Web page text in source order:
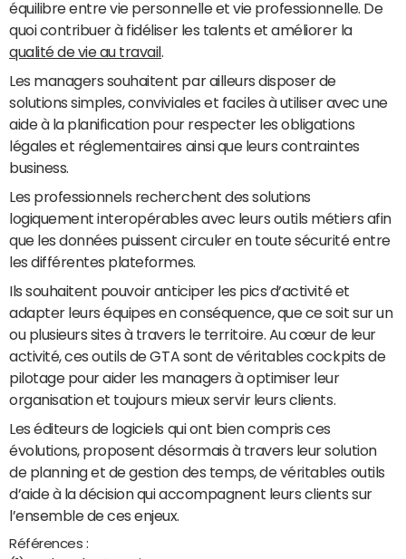
équilibre entre vie personnelle et vie professionnelle. De
quoi contribuer à fidéliser les talents et améliorer la
qualité de vie au travail
Les managers souhaitent par ailleurs disposer de
solutions simples, conviviales et faciles à utiliser avec une
aide à la planification pour respecter les obligations
légales et réglementaires ainsi que leurs contraintes
business.
Les professionnels recherchent des solutions
logiquement interopérables avec leurs outils métiers afin
que les données puissent circuler en toute sécurité entre
les différentes plateformes.
Ils souhaitent pouvoir anticiper les pics d’activité et
adapter leurs équipes en conséquence, que ce soit sur un
ou plusieurs sites à travers le territoire. Au cœur de leur
activité, ces outils de GTA sont de véritables cockpits de
pilotage pour aider les managers à optimiser leur
organisation et toujours mieux servir leurs clients.
Les éditeurs de logiciels qui ont bien compris ces
évolutions, proposent désormais à travers leur solution
de planning et de gestion des temps, de véritables outils
d’aide à la décision qui accompagnent leurs clients sur
l’ensemble de ces enjeux.
Références :